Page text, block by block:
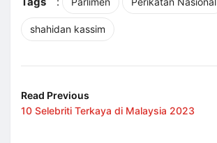
shahidan kassim
Read Previous
10 Selebriti Terkaya di Malaysia 2023